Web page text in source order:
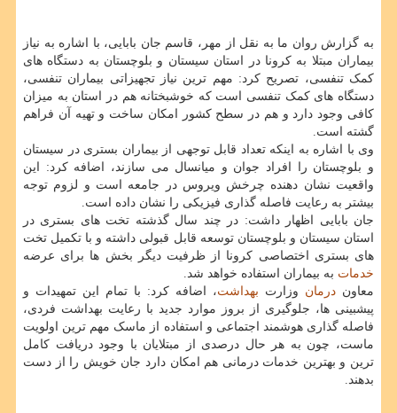
به گزارش روان ما به نقل از مهر، قاسم جان بابایی، با اشاره به نیاز
بیماران مبتلا به کرونا در استان سیستان و بلوچستان به دستگاه های
کمک تنفسی، تصریح کرد: مهم ترین نیاز تجهیزاتی بیماران تنفسی،
دستگاه های کمک تنفسی است که خوشبختانه هم در استان به میزان
کافی وجود دارد و هم در سطح کشور امکان ساخت و تهیه آن فراهم
گشته است.
وی با اشاره به اینکه تعداد قابل توجهی از بیماران بستری در سیستان
و بلوچستان را افراد جوان و میانسال می سازند، اضافه کرد: این
واقعیت نشان دهنده چرخش ویروس در جامعه است و لزوم توجه
بیشتر به رعایت فاصله گذاری فیزیکی را نشان داده است.
جان بابایی اظهار داشت: در چند سال گذشته تخت های بستری در
استان سیستان و بلوچستان توسعه قابل قبولی داشته و با تکمیل تخت
های بستری اختصاصی کرونا از ظرفیت دیگر بخش ها برای عرضه
خدمات به بیماران استفاده خواهد شد.
معاون درمان وزارت بهداشت، اضافه کرد: با تمام این تمهیدات و
پیشبینی ها، جلوگیری از بروز موارد جدید با رعایت بهداشت فردی،
فاصله گذاری هوشمند اجتماعی و استفاده از ماسک مهم ترین اولویت
ماست، چون به هر حال درصدی از مبتلایان با وجود دریافت کامل
ترین و بهترین خدمات درمانی هم امکان دارد جان خویش را از دست
بدهند.